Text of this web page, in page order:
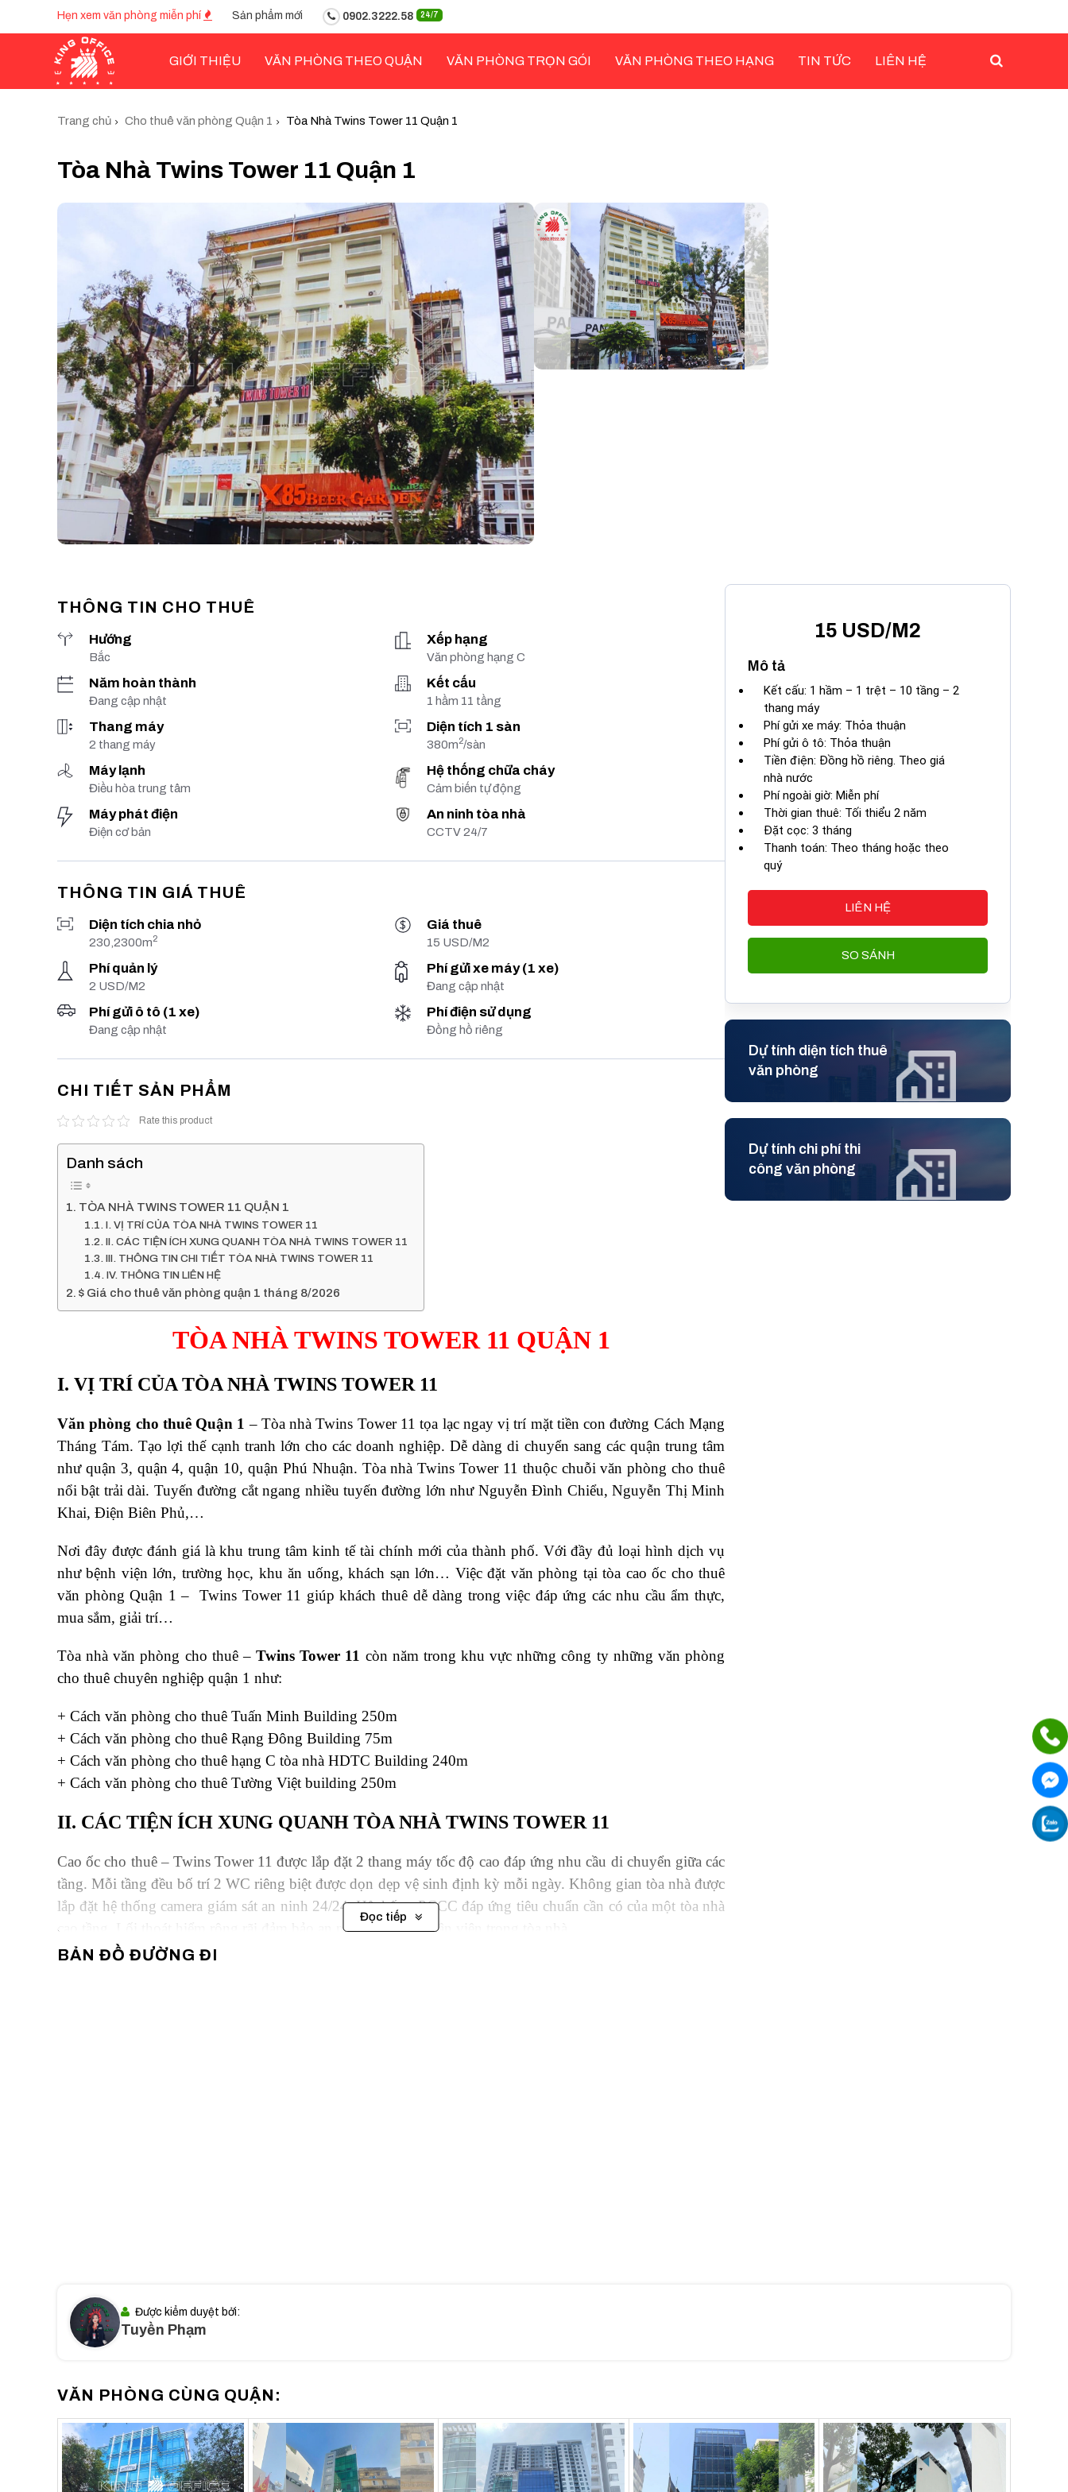
Hẹn xem văn phòng miễn phí Sản phẩm mới 0902.3222.58 24/7
GIỚI THIỆU VĂN PHÒNG THEO QUẬN VĂN PHÒNG TRỌN GÓI VĂN PHÒNG THEO HẠNG TIN TỨC LIÊN HỆ
Trang chủ Cho thuê văn phòng Quận 1 Tòa Nhà Twins Tower 11 Quận 1
Tòa Nhà Twins Tower 11 Quận 1
THÔNG TIN CHO THUÊ
Hướng
Bắc
Xếp hạng
Văn phòng hạng C
Năm hoàn thành
Đang cập nhật
Kết cấu
1 hầm 11 tầng
Thang máy
2 thang máy
Diện tích 1 sàn
380m2/sàn
Máy lạnh
Điều hòa trung tâm
Hệ thống chữa cháy
Cảm biến tự động
Máy phát điện
Điện cơ bản
An ninh tòa nhà
CCTV 24/7
THÔNG TIN GIÁ THUÊ
Diện tích chia nhỏ
230,2300m2
Giá thuê
15 USD/M2
Phí quản lý
2 USD/M2
Phí gửi xe máy (1 xe)
Đang cập nhật
Phí gửi ô tô (1 xe)
Đang cập nhật
Phí điện sử dụng
Đồng hồ riêng
CHI TIẾT SẢN PHẨM
Rate this product
Danh sách
TÒA NHÀ TWINS TOWER 11 QUẬN 1
I. VỊ TRÍ CỦA TÒA NHÀ TWINS TOWER 11
II. CÁC TIỆN ÍCH XUNG QUANH TÒA NHÀ TWINS TOWER 11
III. THÔNG TIN CHI TIẾT TÒA NHÀ TWINS TOWER 11
IV. THÔNG TIN LIÊN HỆ
$ Giá cho thuê văn phòng quận 1 tháng 8/2026
TÒA NHÀ TWINS TOWER 11 QUẬN 1
I. VỊ TRÍ CỦA TÒA NHÀ TWINS TOWER 11
Văn phòng cho thuê Quận 1 – Tòa nhà Twins Tower 11 tọa lạc ngay vị trí mặt tiền con đường Cách Mạng
Tháng Tám. Tạo lợi thế cạnh tranh lớn cho các doanh nghiệp. Dễ dàng di chuyển sang các quận trung tâm
như quận 3, quận 4, quận 10, quận Phú Nhuận. Tòa nhà Twins Tower 11 thuộc chuỗi văn phòng cho thuê
nổi bật trải dài. Tuyến đường cắt ngang nhiều tuyến đường lớn như Nguyễn Đình Chiểu, Nguyễn Thị Minh
Khai, Điện Biên Phủ,…
Nơi đây được đánh giá là khu trung tâm kinh tế tài chính mới của thành phố. Với đầy đủ loại hình dịch vụ
như bệnh viện lớn, trường học, khu ăn uống, khách sạn lớn… Việc đặt văn phòng tại tòa cao ốc cho thuê
văn phòng Quận 1 – Twins Tower 11 giúp khách thuê dễ dàng trong việc đáp ứng các nhu cầu ẩm thực,
mua sắm, giải trí…
Tòa nhà văn phòng cho thuê –Twins Tower 11 còn năm trong khu vực những công ty những văn phòng
cho thuê chuyên nghiệp quận 1 như:
+ Cách văn phòng cho thuê Tuấn Minh Building 250m
+ Cách văn phòng cho thuê Rạng Đông Building 75m
+ Cách văn phòng cho thuê hạng C tòa nhà HDTC Building 240m
+ Cách văn phòng cho thuê Tường Việt building 250m
II. CÁC TIỆN ÍCH XUNG QUANH TÒA NHÀ TWINS TOWER 11
Cao ốc cho thuê – Twins Tower 11 được lắp đặt 2 thang máy tốc độ cao đáp ứng nhu cầu di chuyển giữa các
tầng. Mỗi tầng đều bố trí 2 WC riêng biệt được dọn dẹp vệ sinh định kỳ mỗi ngày. Không gian tòa nhà được
lắp đặt hệ thống camera giám sát an ninh 24/24. Hệ thống PCCC đáp ứng tiêu chuẩn cần có của một tòa nhà
cao tầng. Lối thoát hiểm rộng rãi đảm bảo an ninh cho mọi nhân viên trong tòa nhà.
Các khách hàng thuê văn phòng tại tòa nhà Twins Tower 11 sẽ được hưởng những tiện ích và dịch vụ tốt
Giá thuê: $15/m2/tháng
Phí quản lý: $2/m2/tháng
Phí gửi xe máy: Thỏa thuận
Tiền điện: Đồng hồ riêng. Theo giá nhà nước
Phí ngoài giờ: Miễn phí
Thời gian thuê: Tối thiểu 2 năm
Đặt cọc: 3 tháng
Thanh toán: Theo tháng hoặc theo quý
Đọc tiếp
15 USD/M2
Mô tả
Kết cấu: 1 hầm – 1 trệt – 10 tầng – 2
thang máy
Phí gửi xe máy: Thỏa thuận
Phí gửi ô tô: Thỏa thuận
Tiền điện: Đồng hồ riêng. Theo giá
nhà nước
Phí ngoài giờ: Miễn phí
Thời gian thuê: Tối thiểu 2 năm
Đặt cọc: 3 tháng
Thanh toán: Theo tháng hoặc theo
quý
LIÊN HỆ
SO SÁNH
Dự tính diện tích thuê
văn phòng
Dự tính chi phí thi
công văn phòng
BẢN ĐỒ ĐƯỜNG ĐI
Được kiểm duyệt bởi:
Tuyền Phạm
VĂN PHÒNG CÙNG QUẬN: